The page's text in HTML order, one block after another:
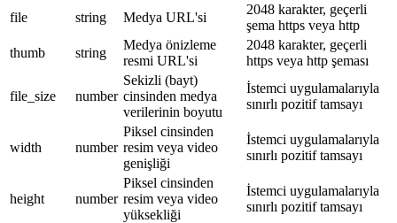
file string Medya URL'si
2048 karakter, geçerli
şema https veya http
thumb
string
Medya önizleme
resmi URL'si
2048 karakter, geçerli
https veya http şeması
file_size number
Sekizli (bayt)
cinsinden medya
verilerinin boyutu
İstemci uygulamalarıyla
sınırlı pozitif tamsayı
width number
Piksel cinsinden
resim veya video
genişliği
İstemci uygulamalarıyla
sınırlı pozitif tamsayı
height number
Piksel cinsinden
resim veya video
yüksekliği
İstemci uygulamalarıyla
sınırlı pozitif tamsayı